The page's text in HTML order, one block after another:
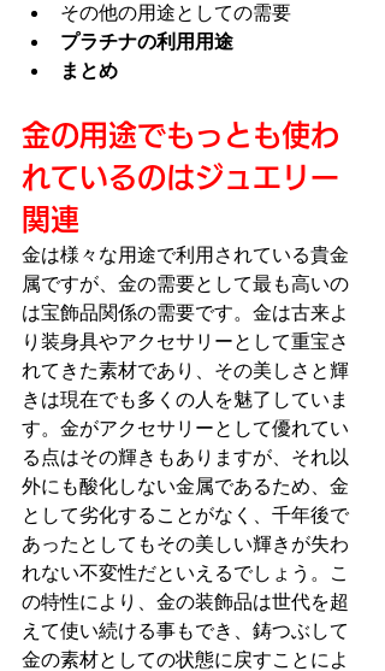
その他の用途としての需要
プラチナの利用用途
まとめ
金の用途でもっとも使わ
れているのはジュエリー
関連
金は様々な用途で利用されている貴金
属ですが、金の需要として最も高いの
は宝飾品関係の需要です。金は古来よ
り装身具やアクセサリーとして重宝さ
れてきた素材であり、その美しさと輝
きは現在でも多くの人を魅了していま
す。金がアクセサリーとして優れてい
る点はその輝きもありますが、それ以
外にも酸化しない金属であるため、金
として劣化することがなく、千年後で
あったとしてもその美しい輝きが失わ
れない不変性だといえるでしょう。こ
の特性により、金の装飾品は世代を超
えて使い続ける事もでき、鋳つぶして
金の素材としての状態に戻すことによ